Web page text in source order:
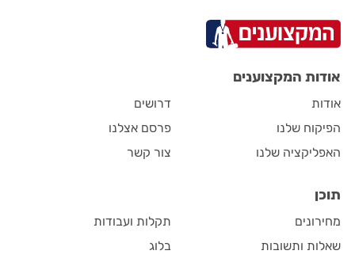
אודות המקצוענים
אודות
הפיקוח שלנו
האפליקציה שלנו
דרושים
פרסם אצלנו
צור קשר
תוכן
מחירונים
שאלות ותשובות
תקלות ועבודות
בלוג